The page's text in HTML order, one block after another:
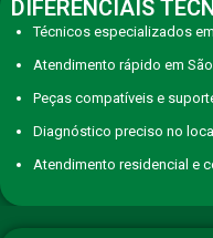
DIFERENCIAIS
Técnicos especializados
Atendimento rápido em
Peças compatíveis e
Diagnóstico preciso no local
Atendimento residencial e